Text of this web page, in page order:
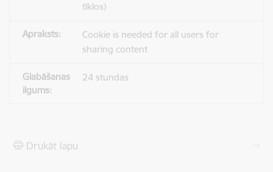
tīklos)
Cookie is needed for all users for
sharing content
24 stundas
Drukāt lapu